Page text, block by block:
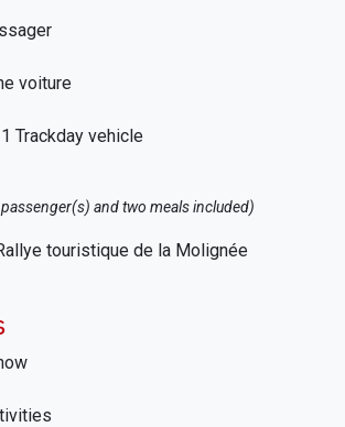
voiture
Trackday vehicle
and two meals included)
touristique de la Molignée